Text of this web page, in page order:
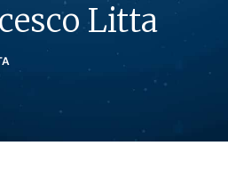
Litta